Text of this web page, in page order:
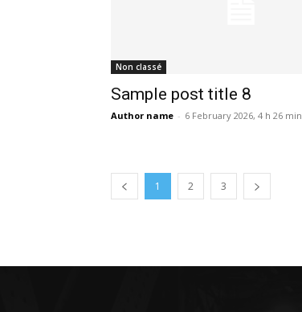
Non classé
Sample post title 8
Author name - 6 February 2026, 4 h 26 min
1 2 3